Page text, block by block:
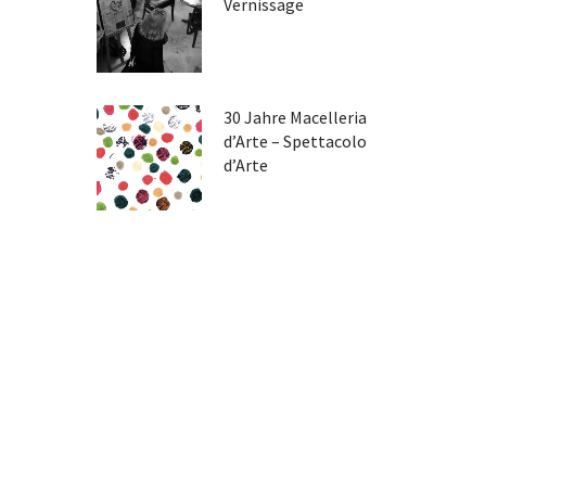
30 Jahre Macelleria
d’Arte – Spettacolo
d’Arte